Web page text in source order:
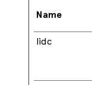
Name
lidc